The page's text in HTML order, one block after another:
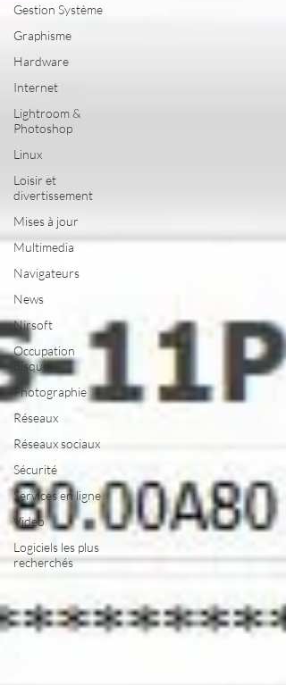
Gestion Système
Graphisme
Hardware
Internet
Lightroom &
Photoshop
Linux
Loisir et
divertissement
Mises à jour
Multimedia
Navigateurs
News
Nirsoft
Occupation
disque
Photographie
Réseaux
Réseaux sociaux
Sécurité
Services en ligne
Video
Logiciels les plus
recherchés